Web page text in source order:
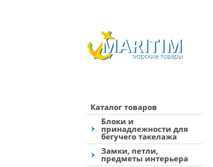
Каталог товаров
Блоки и
принадлежности для
бегучего такелажа
Замки, петли,
предметы интерьера